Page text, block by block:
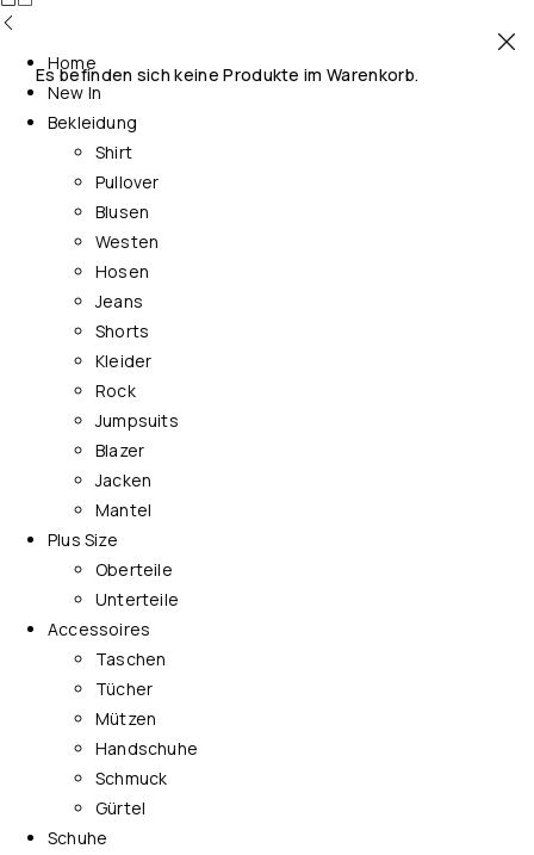
Es befinden sich keine Produkte im Warenkorb.
Home
New In
Bekleidung
Shirt
Pullover
Blusen
Westen
Hosen
Jeans
Shorts
Kleider
Rock
Jumpsuits
Blazer
Jacken
Mantel
Plus Size
Oberteile
Unterteile
Accessoires
Taschen
Tücher
Mützen
Handschuhe
Schmuck
Gürtel
Schuhe